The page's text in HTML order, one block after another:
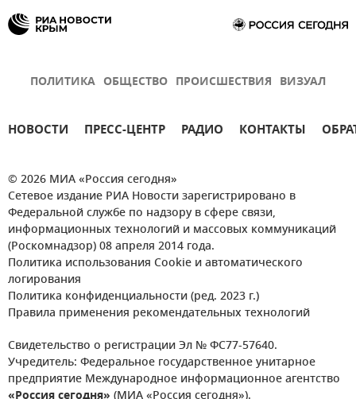
ПОЛИТИКА ОБЩЕСТВО ПРОИСШЕСТВИЯ ВИЗУАЛ
НОВОСТИ ПРЕСС-ЦЕНТР РАДИО КОНТАКТЫ
© 2026 МИА «Россия сегодня»
Сетевое издание РИА Новости зарегистрировано в
Федеральной службе по надзору в сфере связи,
информационных технологий и массовых коммуникаций
(Роскомнадзор) 08 апреля 2014 года.
Политика использования Cookie и автоматического
логирования
Политика конфиденциальности (ред. 2023 г.)
Правила применения рекомендательных технологий
Свидетельство о регистрации Эл № ФС77-57640.
Учредитель: Федеральное государственное унитарное
предприятие Международное информационное агентство